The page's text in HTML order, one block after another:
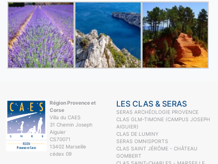
Région Provence et
Corse
Villa du CAES
31 Chemin Joseph
Aiguier
CS70071
13402 Marseille
cédex 09
LES CLAS & SERAS
SERAS ARCHÉOLOGIE PROVENCE
CLAS GLM-TIMONE (CAMPUS JOSEPH
AIGUIER)
CLAS DE LUMINY
SERAS OMNISPORTS
CLAS SAINT JÉRÔME - CHÂTEAU
GOMBERT